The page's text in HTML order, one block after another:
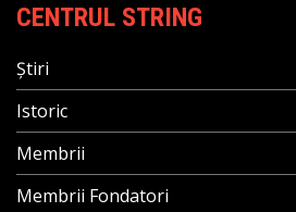
CENTRUL STRING
Știri
Istoric
Membrii
Membrii Fondatori